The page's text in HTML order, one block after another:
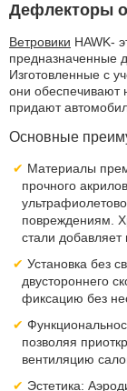
Дефлекторы
Ветровики HAWK-
предназначенные
Изготовленные с
они обеспечивают
придают
Основные
Материалы
прочного
повреждениям.
стали
Установка без
двустороннего
фиксацию без
позволяя
вентиляцию
Эстетика: